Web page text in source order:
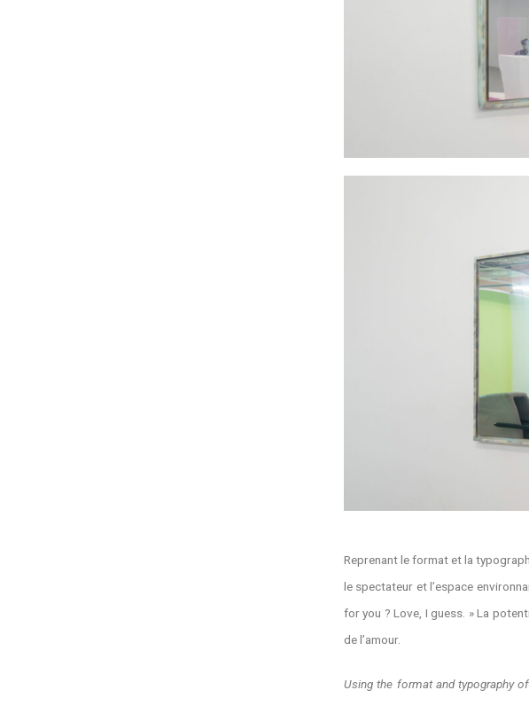
Reprenant le format et la
le spectateur et l’espace
for you ? Love, I guess. » La
de l’amour.
Using the format and typography